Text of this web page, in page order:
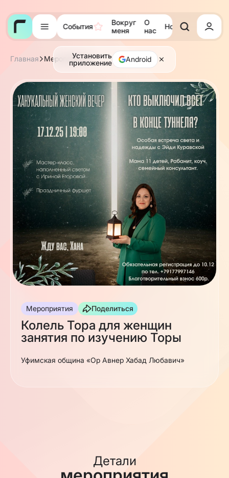
События
Вокруг
меня
О
нас
Новости Тора
Установить
приложение
Android
Главная Мероприятия
Мероприятия Поделиться
Колель Тора для женщин
занятия по изучению Торы
Уфимская община «Ор Авнер Хабад Любавич»
Детали